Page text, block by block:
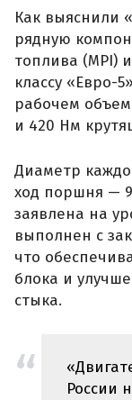
Как выяснили
рядную
топлива (MPI)
классу «Евро-
рабочем
и 420 Нм
Диаметр
ход поршня —
заявлена на
выполнен с
что
блока и
стыка.
России